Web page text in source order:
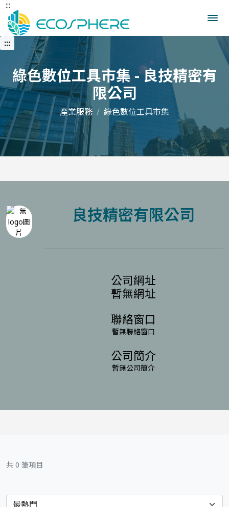
跳
到
中
內
:::
:::
綠色數位工具市集 - 良技精密有
限公司
產業服務 綠色數位工具市集
良技精密有限公司
公司網址
暫無網址
聯絡窗口
暫無聯絡窗口
公司簡介
暫無公司簡介
共 0 筆項目